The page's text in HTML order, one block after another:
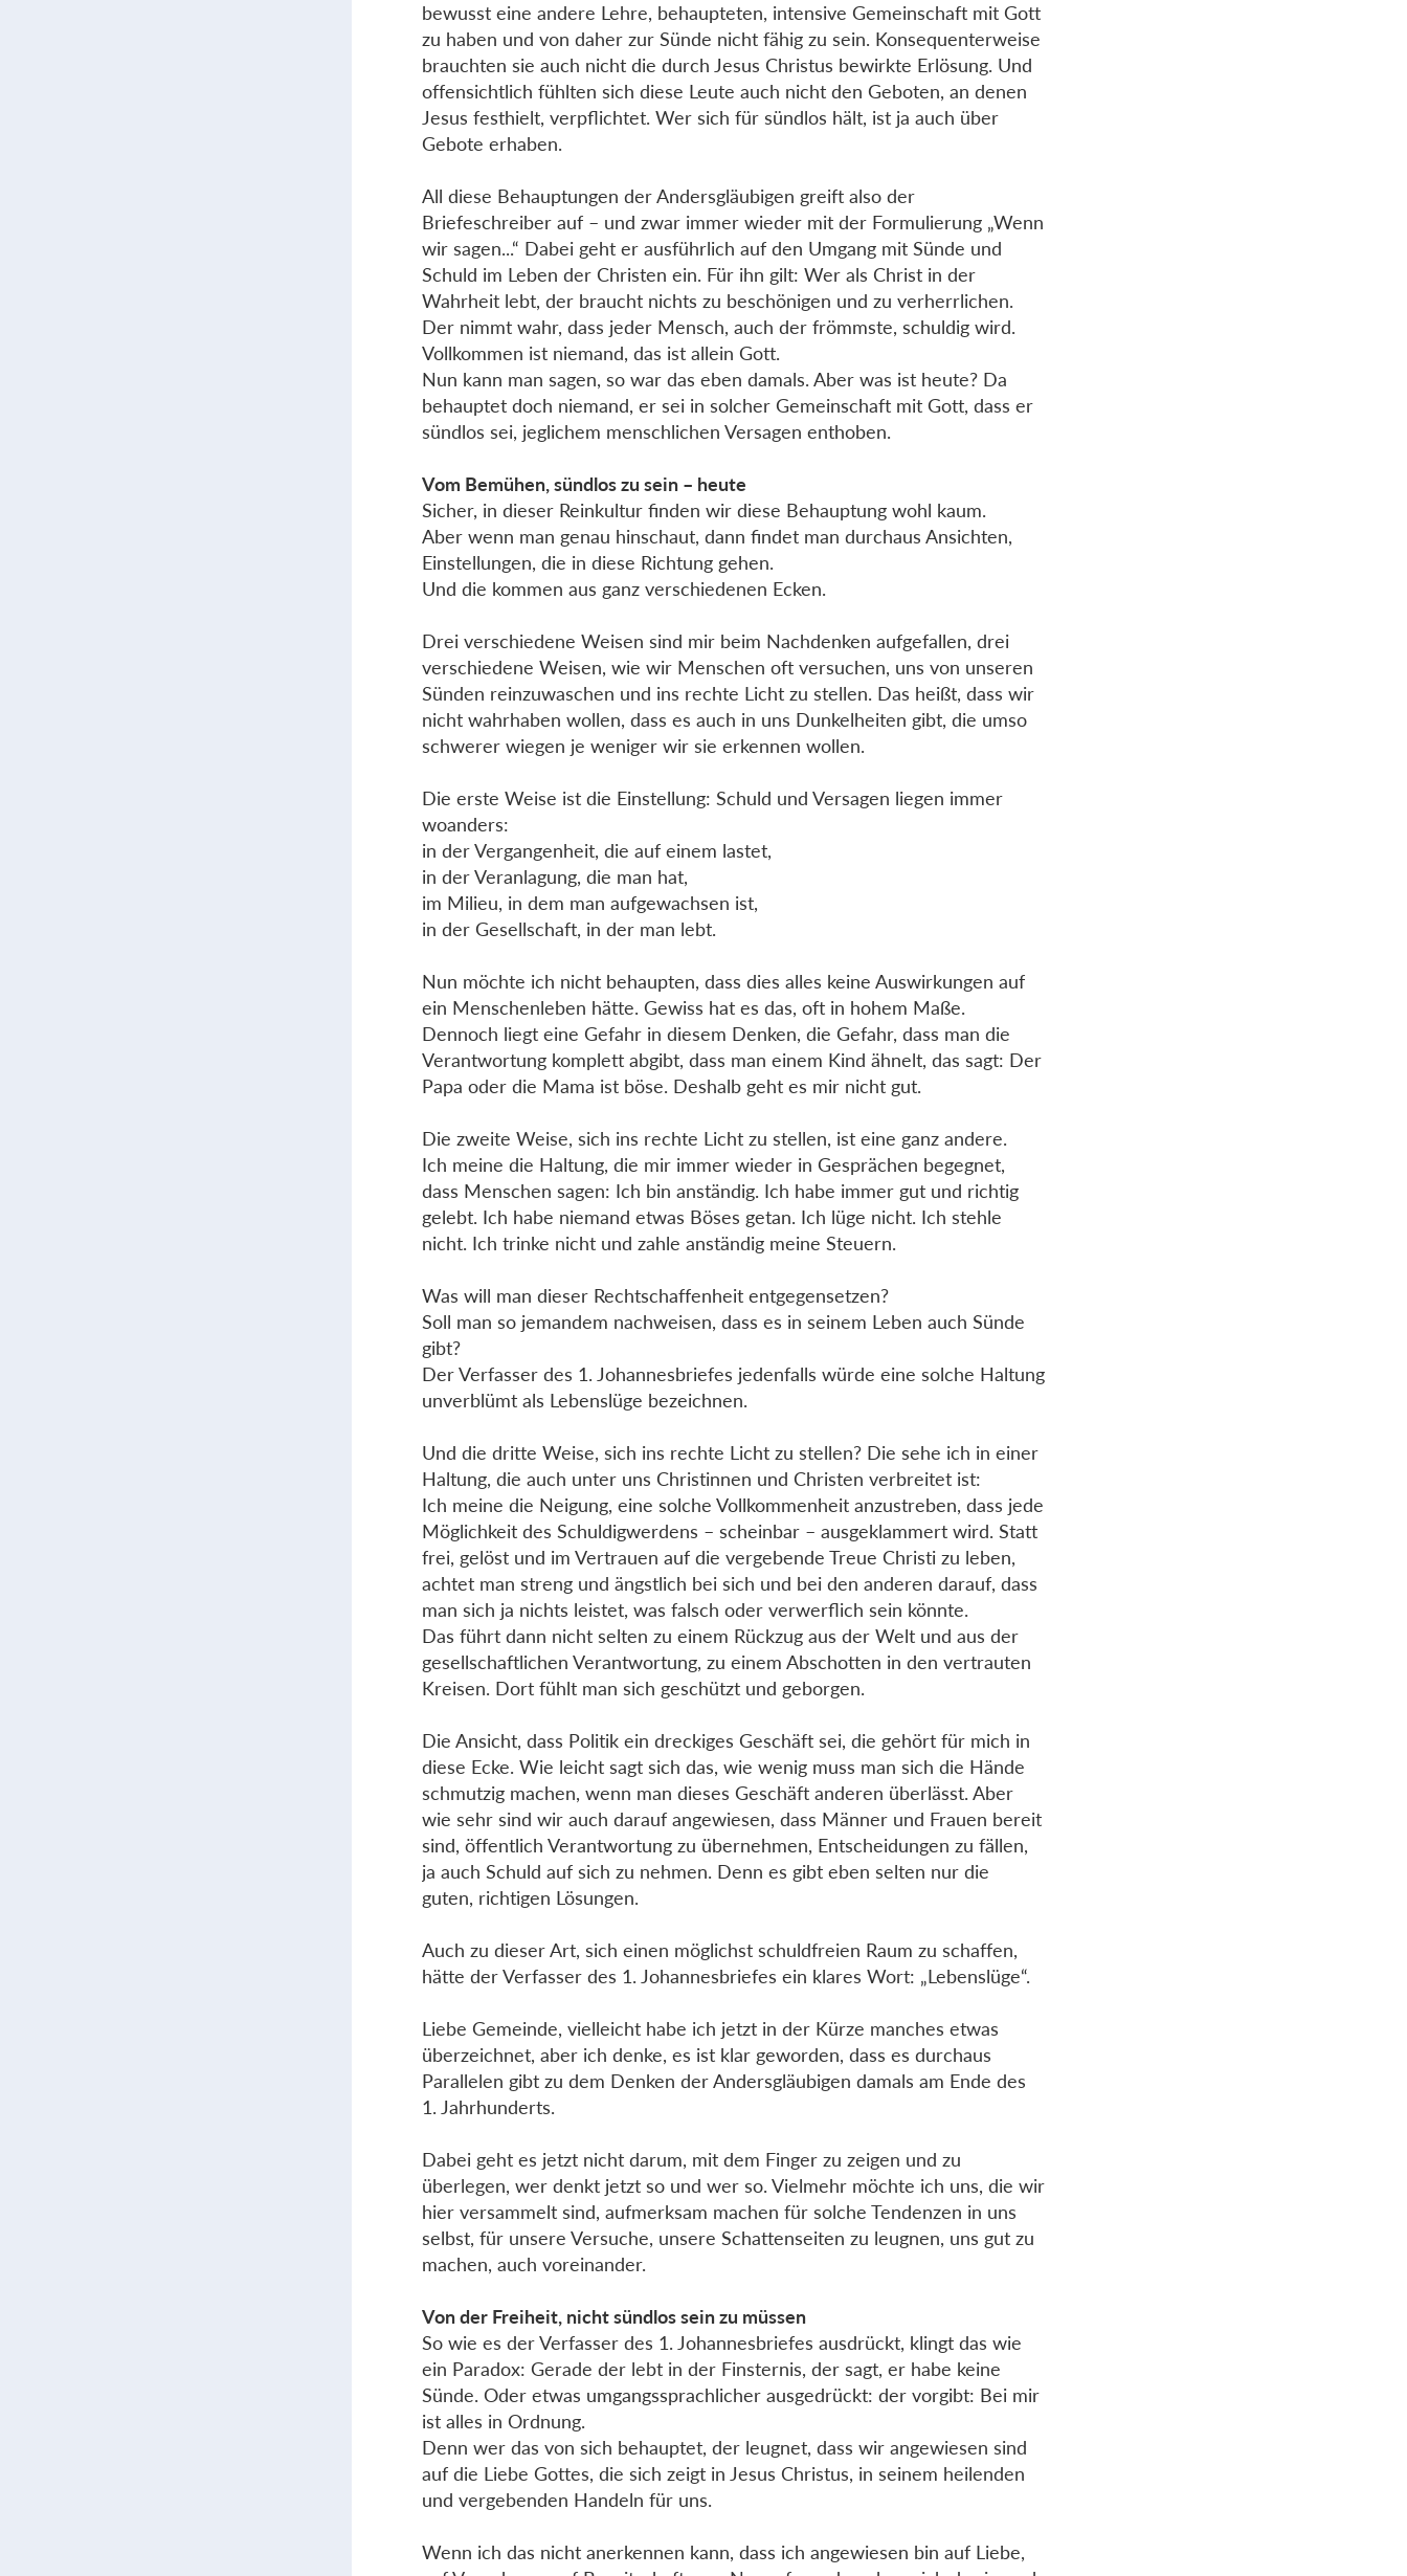
bewusst eine andere Lehre, behaupteten, intensive Gemeinschaft mit Gott
zu haben und von daher zur Sünde nicht fähig zu sein. Konsequenterweise
brauchten sie auch nicht die durch Jesus Christus bewirkte Erlösung. Und
offensichtlich fühlten sich diese Leute auch nicht den Geboten, an denen
Jesus festhielt, verpflichtet. Wer sich für sündlos hält, ist ja auch über
Gebote erhaben.
All diese Behauptungen der Andersgläubigen greift also der
Briefeschreiber auf – und zwar immer wieder mit der Formulierung „Wenn
wir sagen...“ Dabei geht er ausführlich auf den Umgang mit Sünde und
Schuld im Leben der Christen ein. Für ihn gilt: Wer als Christ in der
Wahrheit lebt, der braucht nichts zu beschönigen und zu verherrlichen.
Der nimmt wahr, dass jeder Mensch, auch der frömmste, schuldig wird.
Vollkommen ist niemand, das ist allein Gott.
Nun kann man sagen, so war das eben damals. Aber was ist heute? Da
behauptet doch niemand, er sei in solcher Gemeinschaft mit Gott, dass er
sündlos sei, jeglichem menschlichen Versagen enthoben.
Vom Bemühen, sündlos zu sein – heute
Sicher, in dieser Reinkultur finden wir diese Behauptung wohl kaum.
Aber wenn man genau hinschaut, dann findet man durchaus Ansichten,
Einstellungen, die in diese Richtung gehen.
Und die kommen aus ganz verschiedenen Ecken.
Drei verschiedene Weisen sind mir beim Nachdenken aufgefallen, drei
verschiedene Weisen, wie wir Menschen oft versuchen, uns von unseren
Sünden reinzuwaschen und ins rechte Licht zu stellen. Das heißt, dass wir
nicht wahrhaben wollen, dass es auch in uns Dunkelheiten gibt, die umso
schwerer wiegen je weniger wir sie erkennen wollen.
Die erste Weise ist die Einstellung: Schuld und Versagen liegen immer
woanders:
in der Vergangenheit, die auf einem lastet,
in der Veranlagung, die man hat,
im Milieu, in dem man aufgewachsen ist,
in der Gesellschaft, in der man lebt.
Nun möchte ich nicht behaupten, dass dies alles keine Auswirkungen auf
ein Menschenleben hätte. Gewiss hat es das, oft in hohem Maße.
Dennoch liegt eine Gefahr in diesem Denken, die Gefahr, dass man die
Verantwortung komplett abgibt, dass man einem Kind ähnelt, das sagt: Der
Papa oder die Mama ist böse. Deshalb geht es mir nicht gut.
Die zweite Weise, sich ins rechte Licht zu stellen, ist eine ganz andere.
Ich meine die Haltung, die mir immer wieder in Gesprächen begegnet,
dass Menschen sagen: Ich bin anständig. Ich habe immer gut und richtig
gelebt. Ich habe niemand etwas Böses getan. Ich lüge nicht. Ich stehle
nicht. Ich trinke nicht und zahle anständig meine Steuern.
Was will man dieser Rechtschaffenheit entgegensetzen?
Soll man so jemandem nachweisen, dass es in seinem Leben auch Sünde
gibt?
Der Verfasser des 1. Johannesbriefes jedenfalls würde eine solche Haltung
unverblümt als Lebenslüge bezeichnen.
Und die dritte Weise, sich ins rechte Licht zu stellen? Die sehe ich in einer
Haltung, die auch unter uns Christinnen und Christen verbreitet ist:
Ich meine die Neigung, eine solche Vollkommenheit anzustreben, dass jede
Möglichkeit des Schuldigwerdens – scheinbar – ausgeklammert wird. Statt
frei, gelöst und im Vertrauen auf die vergebende Treue Christi zu leben,
achtet man streng und ängstlich bei sich und bei den anderen darauf, dass
man sich ja nichts leistet, was falsch oder verwerflich sein könnte.
Das führt dann nicht selten zu einem Rückzug aus der Welt und aus der
gesellschaftlichen Verantwortung, zu einem Abschotten in den vertrauten
Kreisen. Dort fühlt man sich geschützt und geborgen.
Die Ansicht, dass Politik ein dreckiges Geschäft sei, die gehört für mich in
diese Ecke. Wie leicht sagt sich das, wie wenig muss man sich die Hände
schmutzig machen, wenn man dieses Geschäft anderen überlässt. Aber
wie sehr sind wir auch darauf angewiesen, dass Männer und Frauen bereit
sind, öffentlich Verantwortung zu übernehmen, Entscheidungen zu fällen,
ja auch Schuld auf sich zu nehmen. Denn es gibt eben selten nur die
guten, richtigen Lösungen.
Auch zu dieser Art, sich einen möglichst schuldfreien Raum zu schaffen,
hätte der Verfasser des 1. Johannesbriefes ein klares Wort: „Lebenslüge“.
Liebe Gemeinde, vielleicht habe ich jetzt in der Kürze manches etwas
überzeichnet, aber ich denke, es ist klar geworden, dass es durchaus
Parallelen gibt zu dem Denken der Andersgläubigen damals am Ende des
1. Jahrhunderts.
Dabei geht es jetzt nicht darum, mit dem Finger zu zeigen und zu
überlegen, wer denkt jetzt so und wer so. Vielmehr möchte ich uns, die wir
hier versammelt sind, aufmerksam machen für solche Tendenzen in uns
selbst, für unsere Versuche, unsere Schattenseiten zu leugnen, uns gut zu
machen, auch voreinander.
Von der Freiheit, nicht sündlos sein zu müssen
So wie es der Verfasser des 1. Johannesbriefes ausdrückt, klingt das wie
ein Paradox: Gerade der lebt in der Finsternis, der sagt, er habe keine
Sünde. Oder etwas umgangssprachlicher ausgedrückt: der vorgibt: Bei mir
ist alles in Ordnung.
Denn wer das von sich behauptet, der leugnet, dass wir angewiesen sind
auf die Liebe Gottes, die sich zeigt in Jesus Christus, in seinem heilenden
und vergebenden Handeln für uns.
Wenn ich das nicht anerkennen kann, dass ich angewiesen bin auf Liebe,